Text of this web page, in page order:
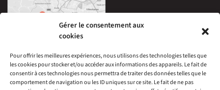
Gérer le consentement aux
cookies
Pour offrir les meilleures expériences, nous utilisons des technologies telles que
les cookies pour stocker et/ou accéder aux informations des appareils. Le fait de
consentir à ces technologies nous permettra de traiter des données telles que le
comportement de navigation ou les ID uniques sur ce site. Le fait de ne pas
33 Avenue Edouard Millaud,
69290 Craponne, France